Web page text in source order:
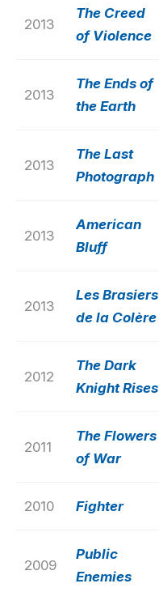
2013
The Creed
of Violence
2013
The Ends of
the Earth
2013
The Last
Photograph
2013
American
Bluff
2013
Les Brasiers
de la Colère
2012
The Dark
Knight Rises
2011
The Flowers
of War
2010 Fighter
2009
Public
Enemies